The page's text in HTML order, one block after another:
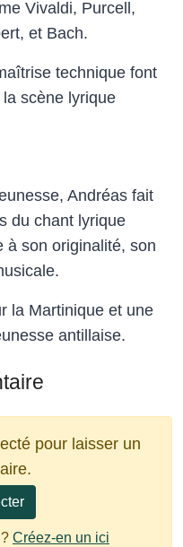
Vivaldi, Purcell,
et Bach.
technique font
scène lyrique
Andréas fait
du chant lyrique
à son originalité, son
la Martinique et une
antillaise.
pour laisser un
Créez-en un ici